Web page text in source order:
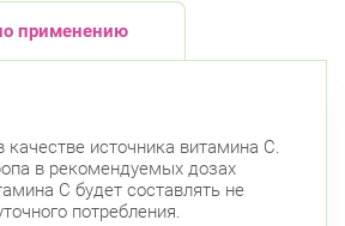
применению
качестве источника витамина С.
в рекомендуемых дозах
С будет составлять не
потребления.